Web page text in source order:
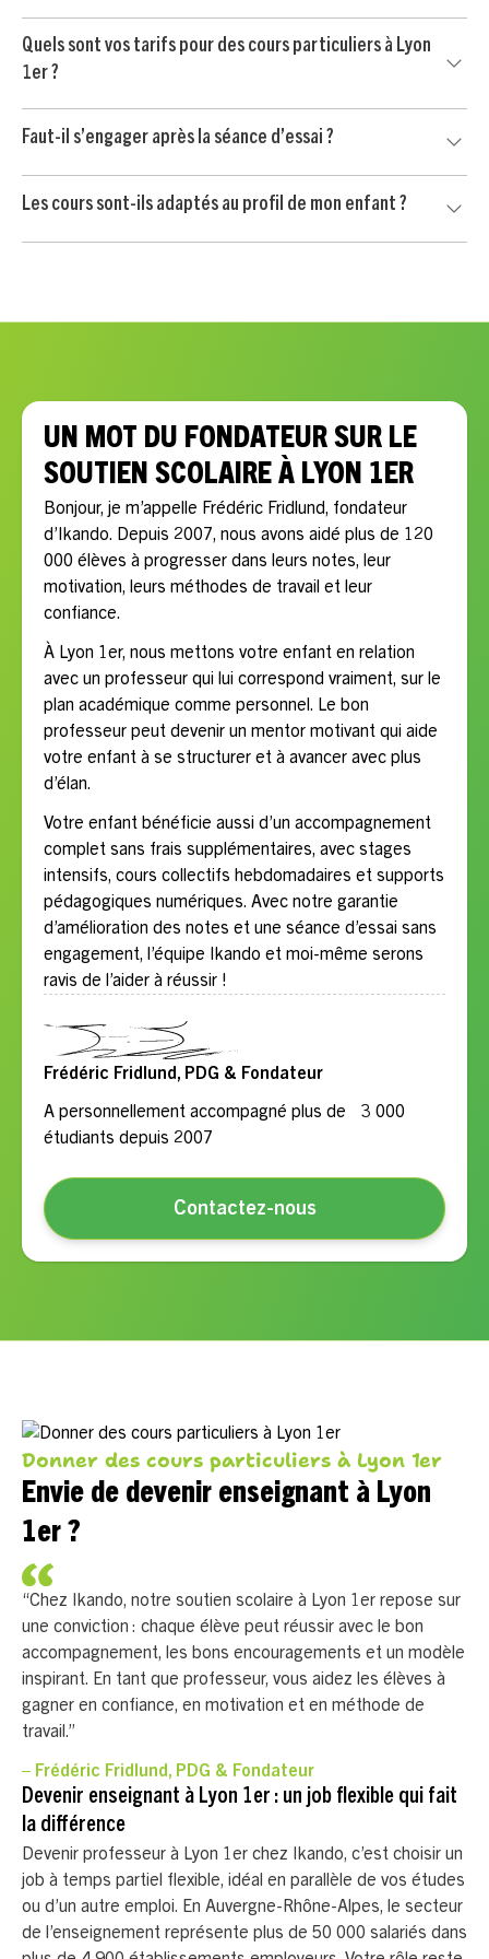
consignes, organiser son travail et gagner en autonomie.
préparation du Brevet, du Bac et des contrôles importants,
avec un travail ciblé sur les méthodes et les matières clés.
Quels sont vos tarifs pour des cours particuliers à Lyon
1er ?
/ heure après crédit d’impôt immédiat de 50 %, selon les
conditions applicables.
Faut-il s’engager après la séance d’essai ?
engagement. Vous continuez uniquement si le professeur
convient à votre enfant et si l’accompagnement vous
Les cours sont-ils adaptés au profil de mon enfant ?
UN MOT DU FONDATEUR SUR LE
SOUTIEN SCOLAIRE À LYON 1ER
Bonjour, je m’appelle Frédéric Fridlund, fondateur
d’Ikando. Depuis 2007, nous avons aidé plus de 120
000 élèves à progresser dans leurs notes, leur
motivation, leurs méthodes de travail et leur
confiance.
À Lyon 1er, nous mettons votre enfant en relation
avec un professeur qui lui correspond vraiment, sur le
plan académique comme personnel. Le bon
professeur peut devenir un mentor motivant qui aide
votre enfant à se structurer et à avancer avec plus
d’élan.
Votre enfant bénéficie aussi d’un accompagnement
complet sans frais supplémentaires, avec stages
intensifs, cours collectifs hebdomadaires et supports
pédagogiques numériques. Avec notre garantie
d’amélioration des notes et une séance d’essai sans
engagement, l’équipe Ikando et moi-même serons
ravis de l’aider à réussir !
Frédéric Fridlund, PDG & Fondateur
A personnellement accompagné plus de 3 000
étudiants depuis 2007
Contactez-nous
Donner des cours particuliers à Lyon 1er
Envie de devenir enseignant à Lyon
1er ?
“Chez Ikando, notre soutien scolaire à Lyon 1er repose sur
une conviction : chaque élève peut réussir avec le bon
accompagnement, les bons encouragements et un modèle
inspirant. En tant que professeur, vous aidez les élèves à
gagner en confiance, en motivation et en méthode de
travail.”
– Frédéric Fridlund, PDG & Fondateur
Devenir enseignant à Lyon 1er : un job flexible qui fait
la différence
Devenir professeur à Lyon 1er chez Ikando, c’est choisir un
job à temps partiel flexible, idéal en parallèle de vos études
ou d’un autre emploi. En Auvergne-Rhône-Alpes, le secteur
de l’enseignement représente plus de 50 000 salariés dans